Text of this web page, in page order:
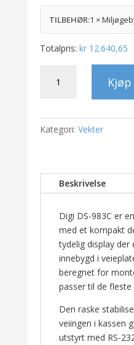
TILBEHØR:1 ×
Totalpris: kr12.640,65
Kjøp
Kategori: Vekter
Beskrivelse
Digi DS-983C er
med et kompakt
tydelig display der
innebygd i
beregnet for
passer til de fleste
Den raske
veiingen i kassen
utstyrt med RS-